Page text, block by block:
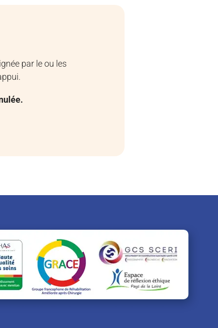
par le ou les